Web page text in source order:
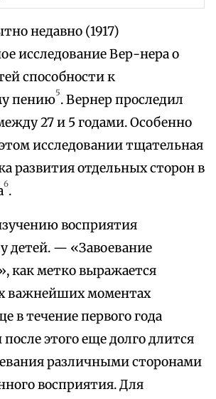
недавно (1917)
исследование Вер-нера о
способности к
пению5. Вернер проследил
27 и 5 годами. Особенно
исследовании тщательная
развития отдельных сторон в
6.
восприятия
детей. — «Завоевание
как метко выражается
важнейших моментах
в течение первого года
этого еще долго длится
различными сторонами
восприятия. Для